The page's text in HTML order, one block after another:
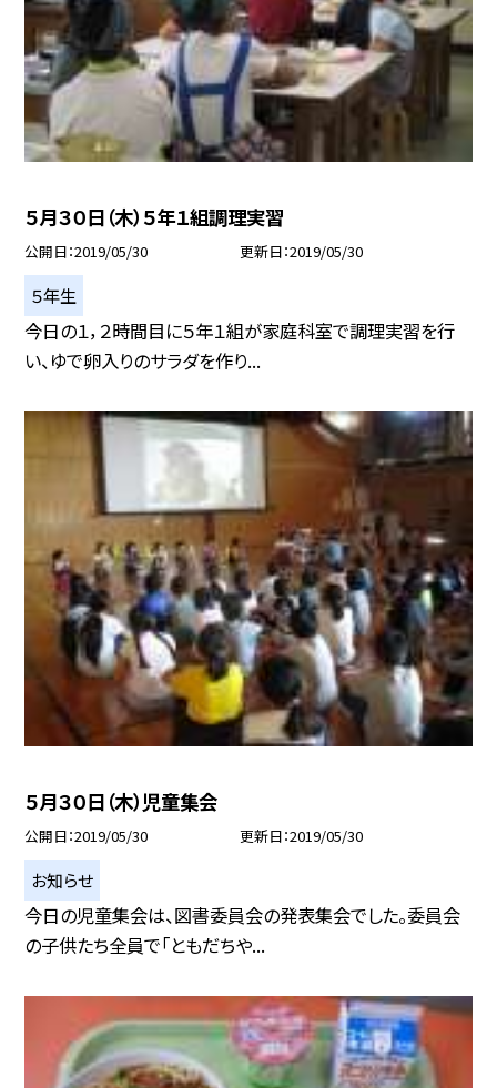
５月３０日（木）５年１組調理実習
公開日 2019/05/30 更新日 2019/05/30
５年生
今日の１，２時間目に５年１組が家庭科室で調理実習を行
い、ゆで卵入りのサラダを作り...
５月３０日（木）児童集会
公開日 2019/05/30 更新日 2019/05/30
お知らせ
今日の児童集会は、図書委員会の発表集会でした。委員会
の子供たち全員で「ともだちや...